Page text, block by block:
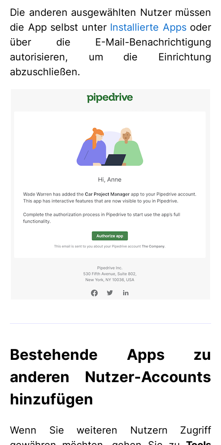
Die anderen ausgewählten Nutzer müssen
die App selbst unter Installierte Appsoder
über die E-Mail-Benachrichtigung
autorisieren, um die Einrichtung
abzuschließen.
Bestehende Apps zu
anderen Nutzer-Accounts
hinzufügen
Wenn Sie weiteren Nutzern Zugriff